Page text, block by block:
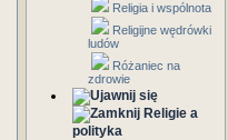
Religia i wspólnota
Religijne wędrówki
ludów
Różaniec na
zdrowie
Religie a
polityka